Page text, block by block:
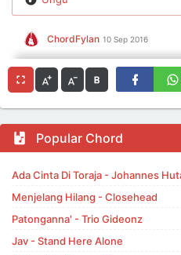
ChordFylan 10 Sep 2016
Popular Chord
Ada Cinta Di Toraja - Johannes
Menjelang Hilang - Closehead
Patonganna' - Trio Gideonz
Jav - Stand Here Alone